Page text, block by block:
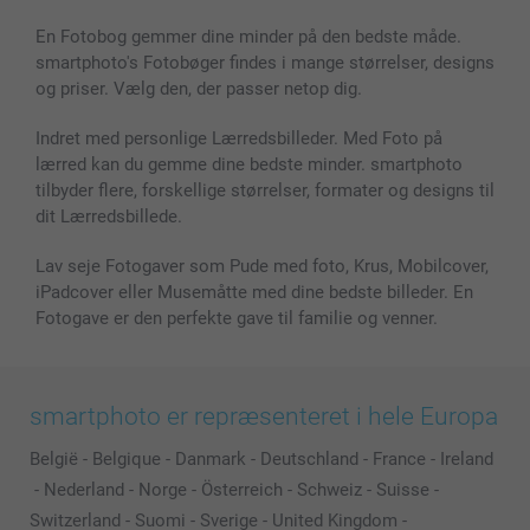
Cover til mobil & tablet
MyNameBook
Fotorammer & Tilbehør
Alle fotoprodukter
Sitemap
Betingelser og garantier
smartbonus
Priser & betaling
En Fotobog gemmer dine minder på den bedste måde.
smartphoto's Fotobøger findes i mange størrelser, designs
og priser. Vælg den, der passer netop dig.
Indret med personlige Lærredsbilleder. Med Foto på
lærred kan du gemme dine bedste minder. smartphoto
tilbyder flere, forskellige størrelser, formater og designs til
dit Lærredsbillede.
Lav seje Fotogaver som Pude med foto, Krus, Mobilcover,
iPadcover eller Musemåtte med dine bedste billeder. En
Fotogave er den perfekte gave til familie og venner.
smartphoto er repræsenteret i hele Europa
België - Belgique - Danmark - Deutschland - France - Ireland
- Nederland - Norge - Österreich - Schweiz - Suisse -
Switzerland - Suomi - Sverige - United Kingdom -